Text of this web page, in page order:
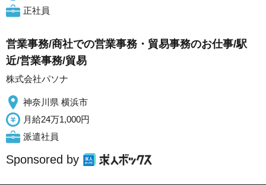
正社員
営業事務/商社での営業事務・貿易事務のお仕事/駅
近/営業事務/貿易
株式会社パソナ
神奈川県 横浜市
月給24万1,000円
派遣社員
Sponsored by